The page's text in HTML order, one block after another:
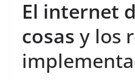
El internet
cosas y los